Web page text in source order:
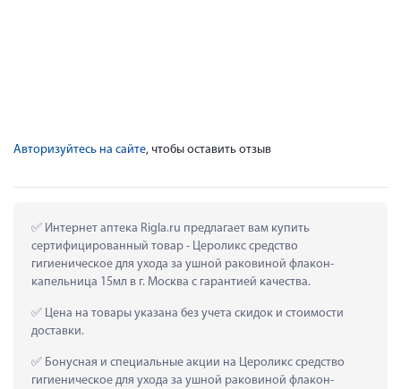
Авторизуйтесь на сайте, чтобы оставить отзыв
Интернет аптека Rigla.ru предлагает вам купить
сертифицированный товар - Цероликс средство
гигиеническое для ухода за ушной раковиной флакон-
капельница 15мл в г. Москва с гарантией качества.
Цена на товары указана без учета скидок и стоимости
доставки.
Бонусная и специальные акции на Цероликс средство
гигиеническое для ухода за ушной раковиной флакон-